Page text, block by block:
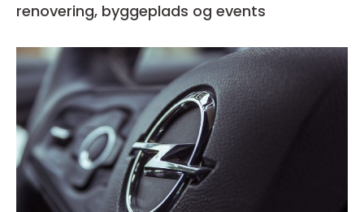
renovering, byggeplads og events